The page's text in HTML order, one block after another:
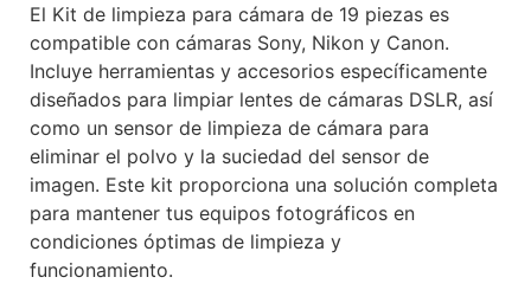
El Kit de limpieza para cámara de 19 piezas es
compatible con cámaras Sony, Nikon y Canon.
Incluye herramientas y accesorios específicamente
diseñados para limpiar lentes de cámaras DSLR, así
como un sensor de limpieza de cámara para
eliminar el polvo y la suciedad del sensor de
imagen. Este kit proporciona una solución completa
para mantener tus equipos fotográficos en
condiciones óptimas de limpieza y
funcionamiento.